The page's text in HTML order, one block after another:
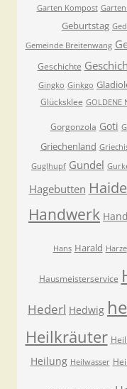
Garten Kompost
Geburtstag
Gemeinde Breitenwang
Geschichte
Gingko Ginkgo
Glücksklee GOLDENE
Gorgonzola Goti
Griechenland
Guglhupf Gundel
Hagebutten
Handwerk
Hans Harald Harze
Hausmeisterservice
Hederl Hedwig
Heilkräuter
Heilung Heilwasser